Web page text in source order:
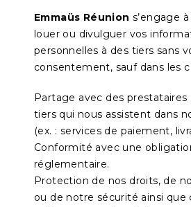
Emmaüs Réunion s’engage
louer ou divulguer vos
personnelles à des tiers sans
consentement, sauf dans les
Partage avec des prestataires
tiers qui nous assistent dans
(ex. : services de paiement,
Conformité avec une
réglementaire.
Protection de nos droits, de
ou de notre sécurité ainsi que